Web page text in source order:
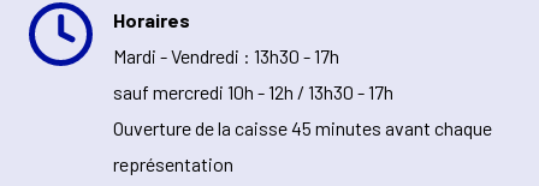
Horaires
Mardi - Vendredi : 13h30 - 17h
sauf mercredi 10h - 12h / 13h30 - 17h
Ouverture de la caisse 45 minutes avant chaque
représentation